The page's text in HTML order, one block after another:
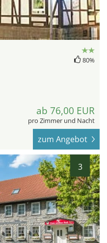
80%
ab 76,00 EUR
pro Zimmer und Nacht
zum Angebot
3